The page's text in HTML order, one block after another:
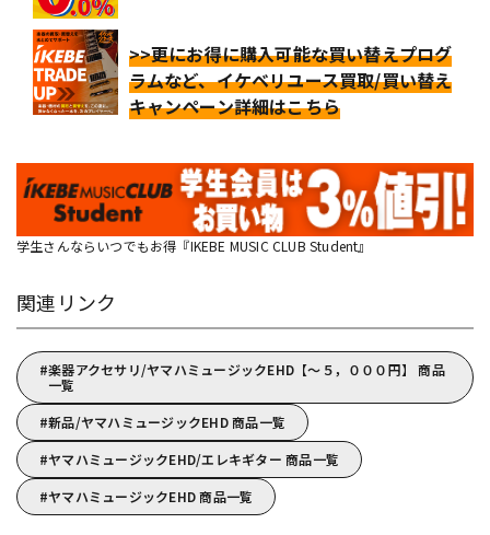
>>更にお得に購入可能な買い替えプログ
ラムなど、イケベリユース買取/買い替え
キャンペーン詳細はこちら
学生さんならいつでもお得『IKEBE MUSIC CLUB Student』
関連リンク
楽器アクセサリ/ヤマハミュージックEHD【～５，０００円】 商品
一覧
新品/ヤマハミュージックEHD 商品一覧
ヤマハミュージックEHD/エレキギター 商品一覧
ヤマハミュージックEHD 商品一覧